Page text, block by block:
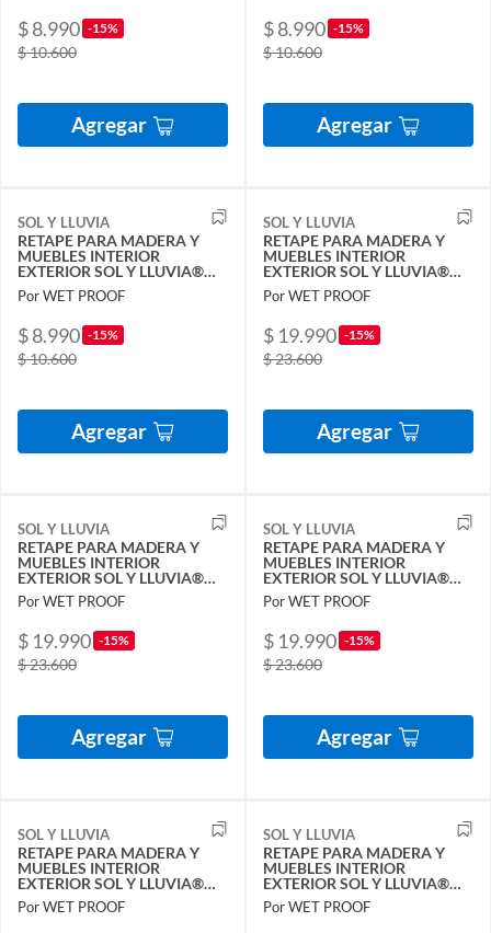
$ 8.990 -15%
$ 10.600
Agregar
$ 8.990 -15%
$ 10.600
Agregar
SOL Y LLUVIA
RETAPE PARA MADERA Y
MUEBLES INTERIOR
EXTERIOR SOL Y LLUVIA®
CASTAÑO 1-2 KG
Por WET PROOF
$ 8.990 -15%
$ 10.600
Agregar
SOL Y LLUVIA
RETAPE PARA MADERA Y
MUEBLES INTERIOR
EXTERIOR SOL Y LLUVIA®
RAULÍ 1,3 KG
Por WET PROOF
$ 19.990 -15%
$ 23.600
Agregar
SOL Y LLUVIA
RETAPE PARA MADERA Y
MUEBLES INTERIOR
EXTERIOR SOL Y LLUVIA®
SIENA 1,3 KG
Por WET PROOF
$ 19.990 -15%
$ 23.600
Agregar
SOL Y LLUVIA
RETAPE PARA MADERA Y
MUEBLES INTERIOR
EXTERIOR SOL Y LLUVIA®
CAOBA 1,3 KG
Por WET PROOF
$ 19.990 -15%
$ 23.600
Agregar
SOL Y LLUVIA
RETAPE PARA MADERA Y
MUEBLES INTERIOR
EXTERIOR SOL Y LLUVIA®
NEUTRA 1,3 KG
Por WET PROOF
SOL Y LLUVIA
RETAPE PARA MADERA Y
MUEBLES INTERIOR
EXTERIOR SOL Y LLUVIA®
OLIVA 1,3 KG
Por WET PROOF